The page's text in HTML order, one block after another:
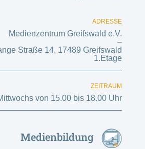
ADRESSE
Medienzentrum Greifswald e.V.
–
Straße 14, 17489 Greifswald
1.Etage
ZEITRAUM
von 15.00 bis 18.00 Uhr
Medienbildung